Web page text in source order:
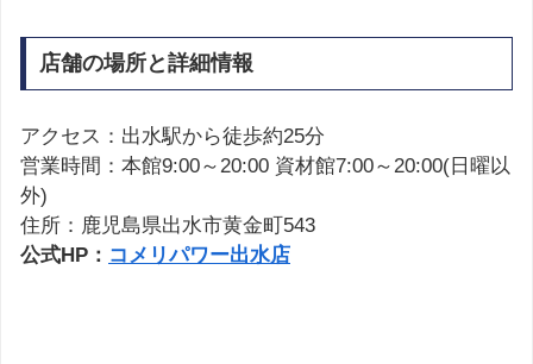
店舗の場所と詳細情報
アクセス：出水駅から徒歩約25分
営業時間：本館9:00～20:00 資材館7:00～20:00(日曜以
外)
住所：鹿児島県出水市黄金町543
公式HP： コメリパワー出水店